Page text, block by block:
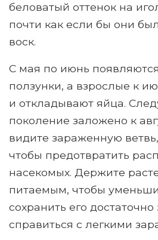
беловатый оттенок на
почти как если бы они
воск.
С мая по июнь
ползунки, а взрослые к
и откладывают яйца.
поколение заложено к
видите зараженную
чтобы предотвратить
насекомых. Держите
питаемым, чтобы
сохранить его
справиться с легкими